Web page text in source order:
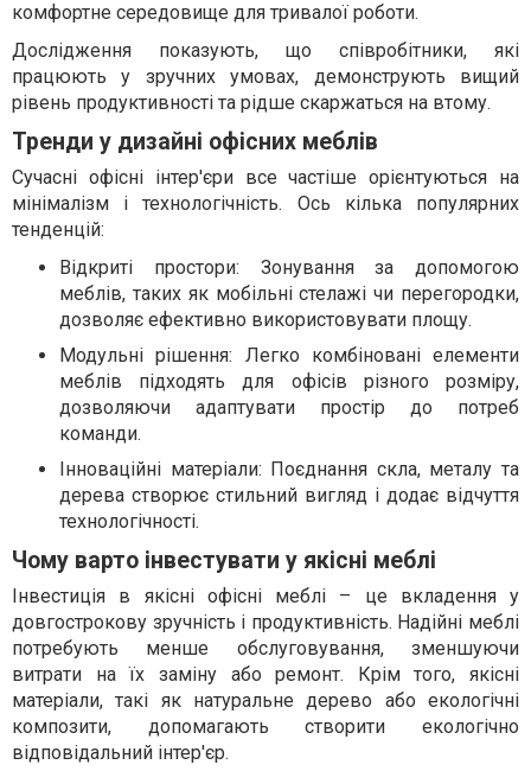
комфортне середовище для тривалої роботи.
Дослідження показують, що співробітники, які
працюють у зручних умовах, демонструють вищий
рівень продуктивності та рідше скаржаться на втому.
Тренди у дизайні офісних меблів
Сучасні офісні інтер'єри все частіше орієнтуються на
мінімалізм і технологічність. Ось кілька популярних
тенденцій:
Відкриті простори: Зонування за допомогою
меблів, таких як мобільні стелажі чи перегородки,
дозволяє ефективно використовувати площу.
Модульні рішення: Легко комбіновані елементи
меблів підходять для офісів різного розміру,
дозволяючи адаптувати простір до потреб
команди.
Інноваційні матеріали: Поєднання скла, металу та
дерева створює стильний вигляд і додає відчуття
технологічності.
Чому варто інвестувати у якісні меблі
Інвестиція в якісні офісні меблі – це вкладення у
довгострокову зручність і продуктивність. Надійні меблі
потребують менше обслуговування, зменшуючи
витрати на їх заміну або ремонт. Крім того, якісні
матеріали, такі як натуральне дерево або екологічні
композити, допомагають створити екологічно
відповідальний інтер'єр.